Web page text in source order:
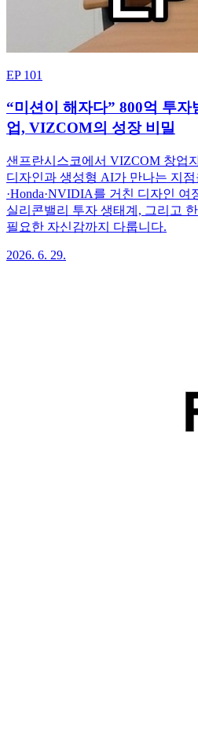
EP 101
“미션이 해자다” 800억 투
업, VIZCOM의 성장 비밀
샌프란시스코에서 VIZCOM 창업
디자인과 생성형 AI가 만나는 지
·Honda·NVIDIA를 거친 디자인 여
실리콘밸리 투자 생태계, 그리고
필요한 자신감까지 다룹니다.
2026. 6. 29.